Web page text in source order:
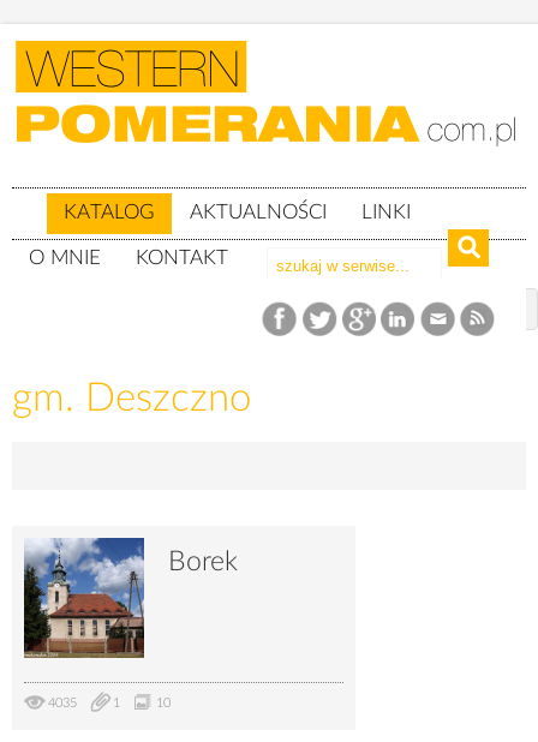
KATALOG AKTUALNOŚCI LINKI
O MNIE KONTAKT
Katalog woj. lubuskie
gm. Deszczno
Borek
4035 1 10